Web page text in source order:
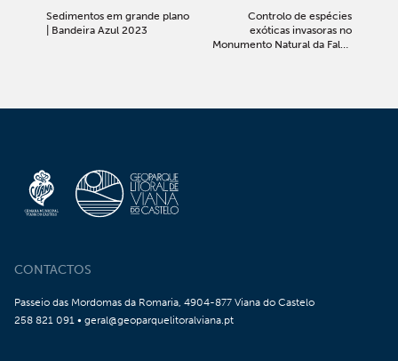
Sedimentos em grande plano
| Bandeira Azul 2023
Controlo de espécies
exóticas invasoras no
Monumento Natural da Falha
CONTACTOS
Passeio das Mordomas da Romaria, 4904-877 Viana do Castelo
258 821 091 • geral@geoparquelitoralviana.pt